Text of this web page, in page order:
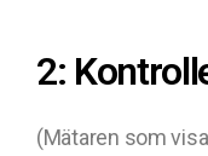
2:
(Mätaren som